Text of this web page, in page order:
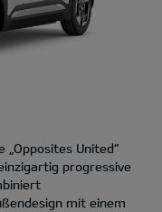
„Opposites United“
progressive
mit einem